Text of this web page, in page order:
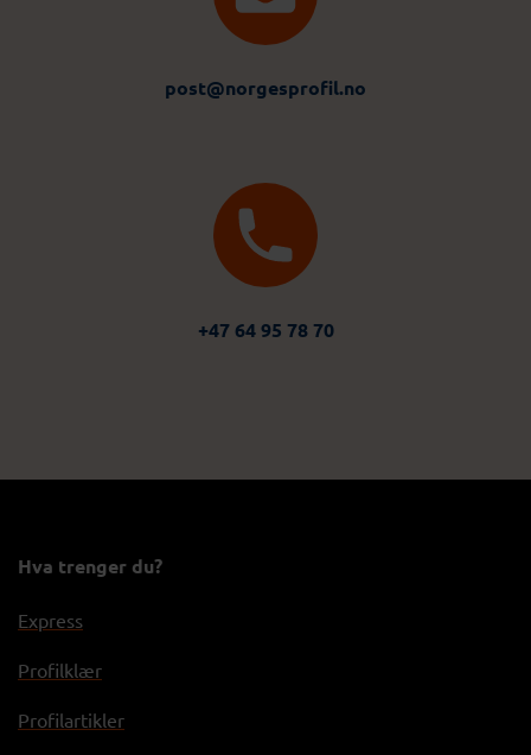
post@norgesprofil.no
+47 64 95 78 70
Hva trenger du?
Express
Profilklær
Profilartikler